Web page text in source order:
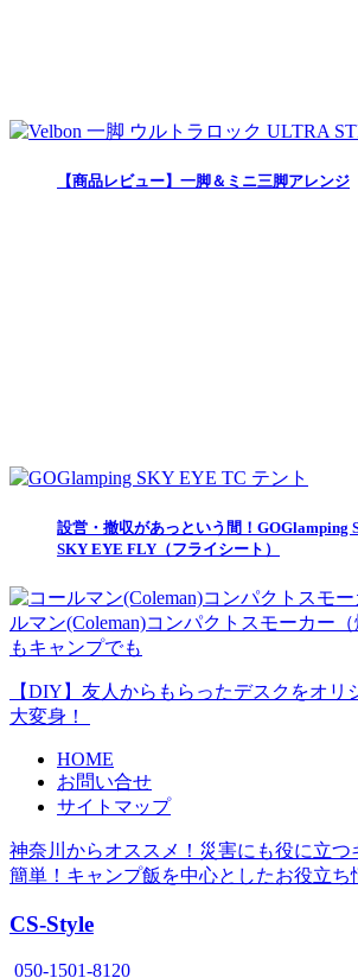
【商品レビュー】一脚＆ミニ三脚アレンジ
設営・撤収があっという間！GOGlamping
SKY EYE FLY（フライシート）
ルマン(Coleman)コンパクトスモーカー
もキャンプでも
【DIY】友人からもらったデスクをオリ
大変身！
HOME
お問い合せ
サイトマップ
神奈川からオススメ！災害にも役に立つ
簡単！キャンプ飯を中心としたお役立ち
CS-Style
050-1501-8120